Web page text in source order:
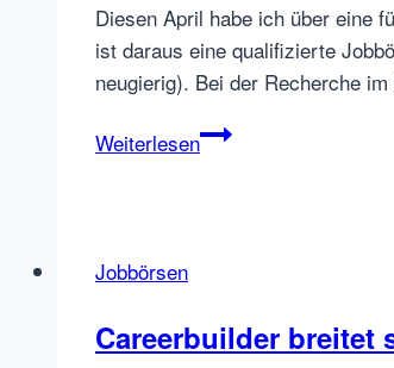
Diesen April habe ich über eine
ist daraus eine qualifizierte
neugierig). Bei der Recherche
Weiterlesenicjobs.de
Jobbörsen
Careerbuilder breitet